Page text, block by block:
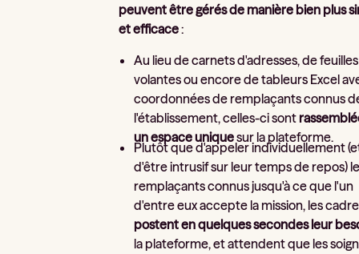
peuvent être gérés de manière bien plus
et efficace:
Au lieu de carnets d'adresses, de feuilles
volantes ou encore de tableurs Excel
coordonnées de remplaçants connus
l'établissement, celles-ci sont
un espace uniquesur la plateforme.
Plutôt que d'appeler individuellement
d'être intrusif sur leur temps de repos)
remplaçants connus jusqu'à ce que l'un
d'entre eux accepte la mission, les
postent en quelques secondes leur
la plateforme, et attendent que les